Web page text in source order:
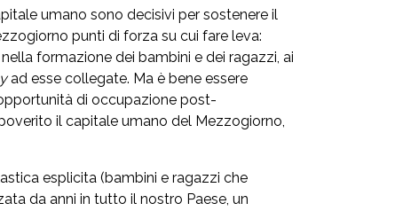
umano sono decisivi per sostenere il
punti di forza su cui fare leva:
formazione dei bambini e dei ragazzi, ai
ad esse collegate. Ma è bene essere
di occupazione post-
il capitale umano del Mezzogiorno,
esplicita (bambini e ragazzi che
da anni in tutto il nostro Paese, un